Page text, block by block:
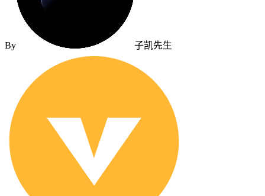
By 子凯先生